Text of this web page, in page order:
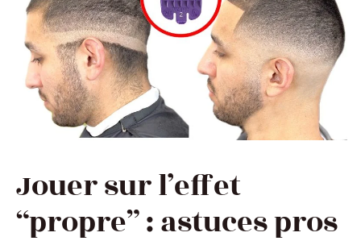
Jouer sur l’effet
“propre” : astuces pros